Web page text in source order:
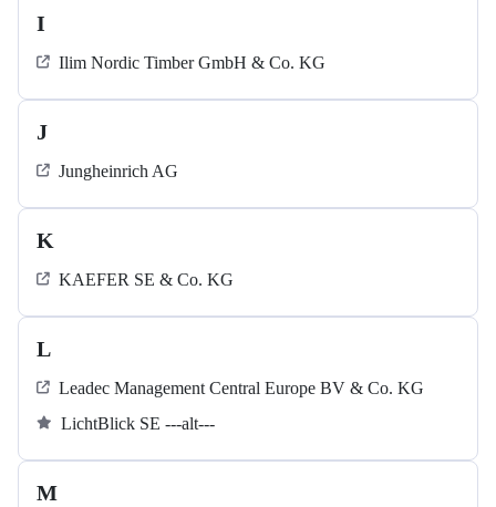
I
Ilim Nordic Timber GmbH & Co. KG
J
Jungheinrich AG
K
KAEFER SE & Co. KG
L
Leadec Management Central Europe BV & Co. KG
LichtBlick SE ---alt---
M